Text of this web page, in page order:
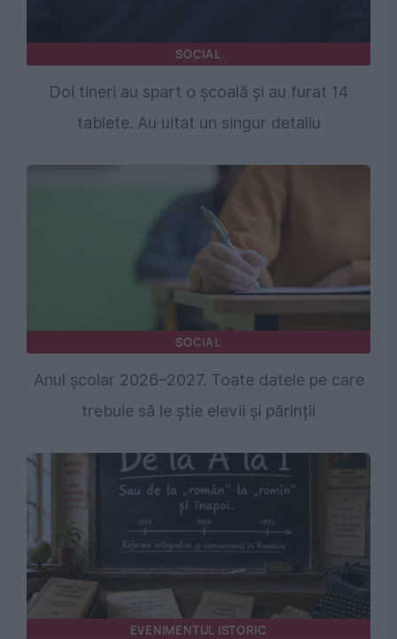
SOCIAL
Doi tineri au spart o școală și au furat 14
tablete. Au uitat un singur detaliu
SOCIAL
Anul școlar 2026–2027. Toate datele pe care
trebuie să le știe elevii și părinții
EVENIMENTUL ISTORIC